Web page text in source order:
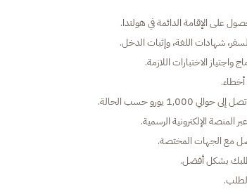
على الإقامة الدائمة في هولندا.
شهادات اللغة، وإثبات الدخل.
الاختبارات اللازمة.
يورو حسب الحالة.
الإلكترونية الرسمية.
مع الجهات المختصة.
بشكل أفضل.